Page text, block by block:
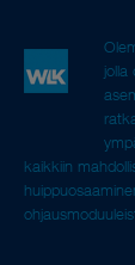
kaikkiin